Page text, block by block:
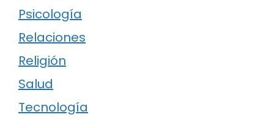
Psicología
Relaciones
Religión
Salud
Tecnología